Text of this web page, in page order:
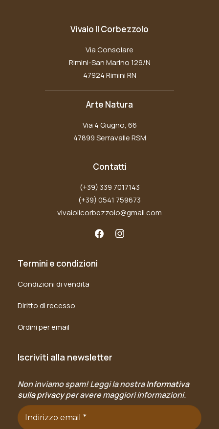
Vivaio Il Corbezzolo
Via Consolare
Rimini-San Marino 129/N
47924 Rimini RN
Arte Natura
Via 4 Giugno, 66
47899 Serravalle RSM
Contatti
(+39) 339 7017143
(+39) 0541 759673
vivaioilcorbezzolo@gmail.com
Termini e condizioni
Condizioni di vendita
Diritto di recesso
Ordini per email
Iscriviti alla newsletter
Non inviamo spam! Leggi la nostraInformativa
sulla privacyper avere maggiori informazioni.